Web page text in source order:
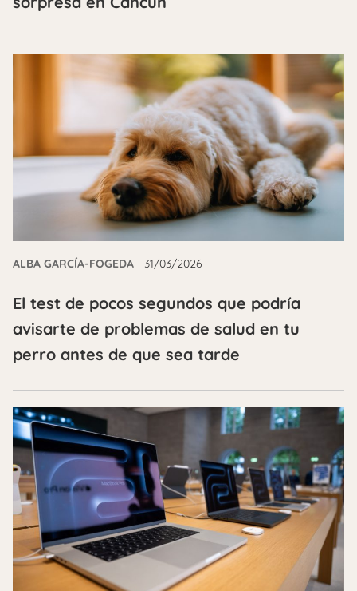
ALBA GARCÍA-FOGEDA 31/03/2026
El test de pocos segundos que podría
avisarte de problemas de salud en tu
perro antes de que sea tarde